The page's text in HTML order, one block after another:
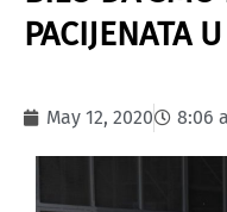
PACIJENATA
May 12, 2020 8:06